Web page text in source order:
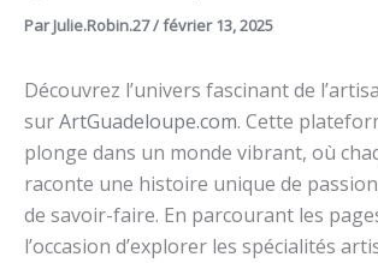
ParJulie.Robin.27/février 13, 2025
Découvrez l’univers fascinant de
surArtGuadeloupe.com. Cette
plonge dans un monde vibrant, où
raconte une histoire unique de
de savoir-faire. En parcourant les
l’occasion d’explorer les spécialités